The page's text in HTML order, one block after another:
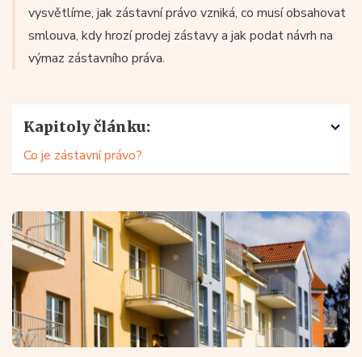
vysvětlíme, jak zástavní právo vzniká, co musí obsahovat
smlouva, kdy hrozí prodej zástavy a jak podat návrh na
výmaz zástavního práva.
Kapitoly článku:
Co je zástavní právo?